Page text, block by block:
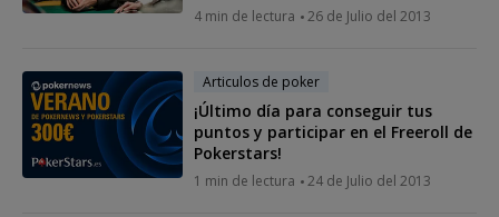
4 min de lectura 26 de Julio del 2013
Articulos de poker
¡Último día para conseguir tus
puntos y participar en el Freeroll de
Pokerstars!
1 min de lectura 24 de Julio del 2013